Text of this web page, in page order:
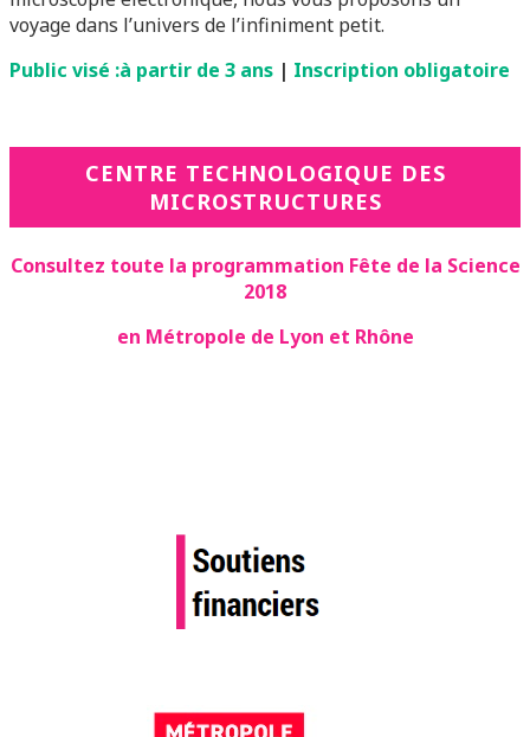
voyage dans l’univers de l’infiniment petit.
Public visé :à partir de 3 ans | Inscription obligatoire
CENTRE TECHNOLOGIQUE DES
MICROSTRUCTURES
Consultez toute la programmation Fête de la Science
2018
en Métropole de Lyon et Rhône